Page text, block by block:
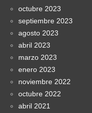
octubre 2023
septiembre 2023
agosto 2023
abril 2023
marzo 2023
enero 2023
noviembre 2022
octubre 2022
abril 2021